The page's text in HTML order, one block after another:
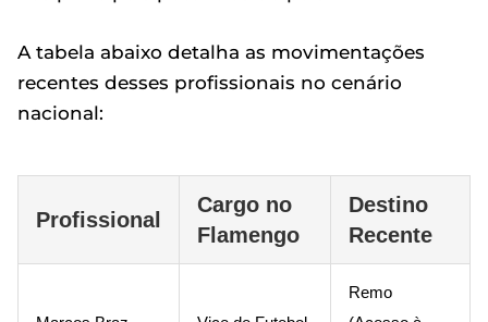
A tabela abaixo detalha as movimentações
recentes desses profissionais no cenário
nacional:
Profissional
Cargo no
Flamengo
Destino
Recente
Remo